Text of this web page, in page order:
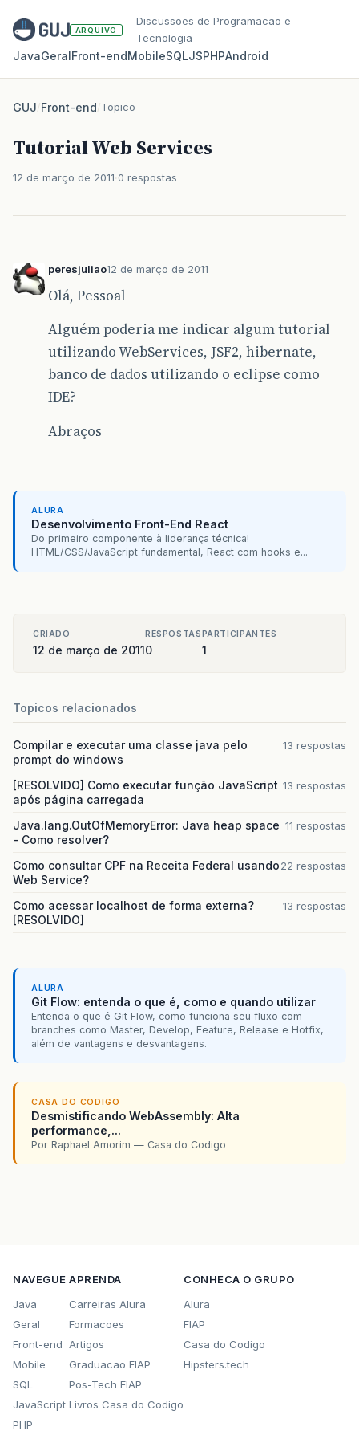
ARQUIVO
Discussoes de Programacao e
Tecnologia
JavaGeralFront‑endMobileSQLJSPHPAndroid
GUJ/Front-end/Topico
Tutorial Web Services
12 de março de 2011 0 respostas
peresjuliao12 de março de 2011
Olá, Pessoal
Alguém poderia me indicar algum tutorial
utilizando WebServices, JSF2, hibernate,
banco de dados utilizando o eclipse como
IDE?
Abraços
ALURA
Desenvolvimento Front-End React
Do primeiro componente à liderança técnica!
HTML/CSS/JavaScript fundamental, React com hooks e...
CRIADO
12 de março de 2011
RESPOSTAS
0
PARTICIPANTES
1
Topicos relacionados
Compilar e executar uma classe java pelo
prompt do windows
13 respostas
[RESOLVIDO] Como executar função JavaScript
após página carregada
13 respostas
Java.lang.OutOfMemoryError: Java heap space
- Como resolver?
11 respostas
Como consultar CPF na Receita Federal usando
Web Service?
22 respostas
Como acessar localhost de forma externa?
[RESOLVIDO]
13 respostas
ALURA
Git Flow: entenda o que é, como e quando utilizar
Entenda o que é Git Flow, como funciona seu fluxo com
branches como Master, Develop, Feature, Release e Hotfix,
além de vantagens e desvantagens.
CASA DO CODIGO
Desmistificando WebAssembly: Alta
performance,...
Por Raphael Amorim — Casa do Codigo
NAVEGUE
Java
Geral
Front-end
Mobile
SQL
JavaScript
PHP
APRENDA
Carreiras Alura
Formacoes
Artigos
Graduacao FIAP
Pos-Tech FIAP
Livros Casa do Codigo
CONHECA O GRUPO
Alura
FIAP
Casa do Codigo
Hipsters.tech